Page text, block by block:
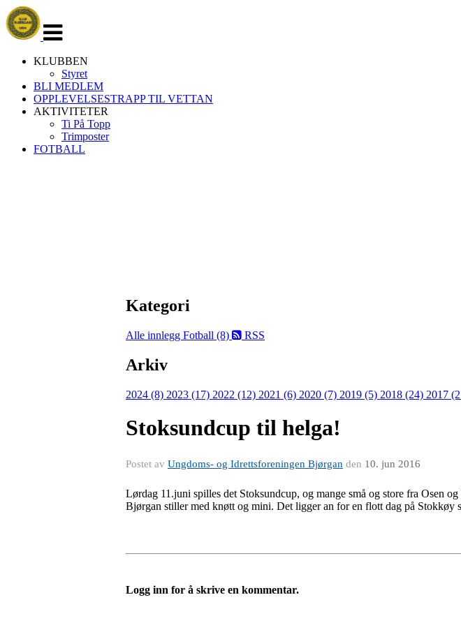
navigasjon
KLUBBEN
Styret
BLI MEDLEM
OPPLEVELSESTRAPP TIL VETTAN
AKTIVITETER
Ti På Topp
Trimposter
FOTBALL
Kategori
Alle innlegg Fotball (8) RSS
Arkiv
2024 (8) 2023 (17) 2022 (12) 2021 (6) 2020 (7) 2019 (5) 2018 (24) 2017
Stoksundcup til helga!
Postet av Ungdoms- og Idrettsforeningen Bjørgan den 10. jun 2016
Lørdag 11.juni spilles det Stoksundcup, og mange små og store fra Osen
Bjørgan stiller med knøtt og mini. Det ligger an for en flott dag på
Logg inn for å skrive en kommentar.